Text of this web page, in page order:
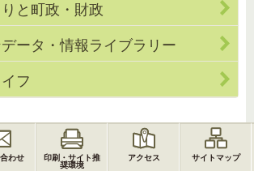
と町政・財政
ータ・情報ライブラリー
フ
わせ
印刷・サイト推
奨環境
アクセス サイトマップ